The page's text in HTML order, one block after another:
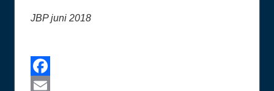
JBP juni 2018
Facebook